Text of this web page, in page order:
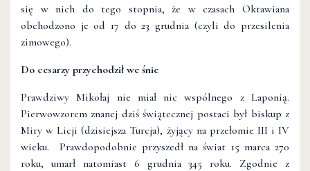
się w nich do tego stopnia, że w czasach Oktawiana
obchodzono je od 17 do 23 grudnia (czyli do przesilenia
zimowego).
Do cesarzy przychodził we śnie
Prawdziwy Mikołaj nie miał nic wspólnego z Laponią.
Pierwowzorem znanej dziś świątecznej postaci był biskup z
Miry w Licji (dzisiejsza Turcja), żyjący na przełomie III i IV
wieku. Prawdopodobnie przyszedł na świat 15 marca 270
roku, umarł natomiast 6 grudnia 345 roku. Zgodnie z